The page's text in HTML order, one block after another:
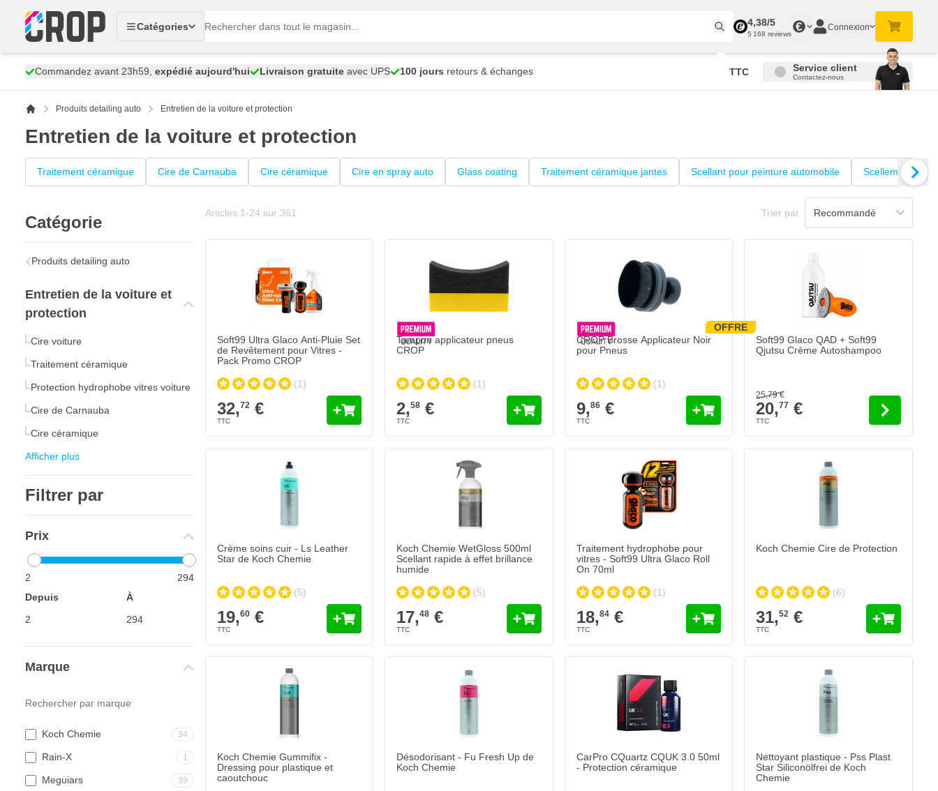
Catégories
4,38/5
5 168 reviews
€ Connexion
Commandez avant 23h59, expédié aujourd'hui Livraison gratuite avec UPS 100 jours retours & échanges TTC Service client
Contactez-nous
Produits detailing auto Entretien de la voiture et protection
Entretien de la voiture et protection
Traitement céramique Cire de Carnauba Cire céramique Cire en spray auto Glass coating Traitement céramique jantes Scellant pour peinture automobile Scellement
Catégorie
Produits detailing auto
Entretien de la voiture et
protection
Cire voiture
Traitement céramique
Protection hydrophobe vitres voiture
Cire de Carnauba
Cire céramique
Afficher plus
Filtrer par
Prix
2
294
Depuis
À
Marque
Koch Chemie 34
Rain-X 1
Meguiars 39
Articles 1 -24 sur 361 Trier par
Soft99 Ultra Glaco Anti-Pluie Set
de Revêtement pour Vitres -
Pack Promo CROP
(1)
32,72€
Tampon applicateur pneus
CROP
(1)
2,58 €
CROP Brosse Applicateur Noir
pour Pneus
(1)
9,86€
OFFRE
Soft99 Glaco QAD + Soft99
Qjutsu Crème Autoshampoo
Le prix dépend des options choisies sur
25,79€
20,77 €
Crème soins cuir - Ls Leather
Star de Koch Chemie
(5)
19,60€
Koch Chemie WetGloss 500ml
Scellant rapide à effet brillance
humide
(5)
17,48 €
Traitement hydrophobe pour
vitres - Soft99 Ultra Glaco Roll
On 70ml
(1)
18,84€
Koch Chemie Cire de Protection
(6)
31,52 €
Koch Chemie Gummifix -
Dressing pour plastique et
caoutchouc
Désodorisant - Fu Fresh Up de
Koch Chemie
CarPro CQuartz CQUK 3.0 50ml
- Protection céramique
Nettoyant plastique - Pss Plast
Star Siliconölfrei de Koch
Chemie